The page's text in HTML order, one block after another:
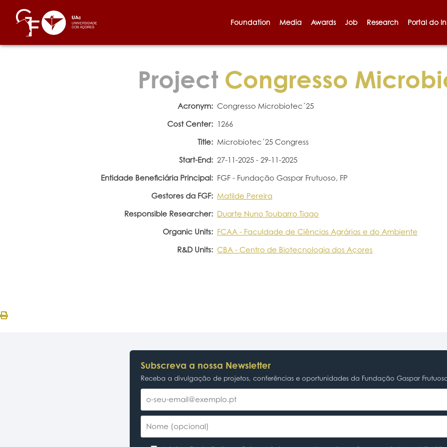
Foundation Media Awards Job Research Portal do
Project Congresso
Acronym: Congresso Microbiotec´25
Cost Center: 1266
Title: Microbiotec´25 Congress
Start-End: 27-11-2025 - 29-11-2025
Entidade Beneficiária Principal: FGF - Fundação Gaspar Frutuoso, FP
Gestores da FGF: Matilde Pereira
Responsible Researcher: Duarte Nuno Toubarro Tiago
Organic Units: FCAA - Faculdade de Ciências Agrárias e do Ambiente
R&D Units: CBA - Centro de Biotecnologia dos Açores
Subscreva a nossa Newsletter
Receba a divulgação de projetos, conferências e oportunidades da Fundação Gaspar